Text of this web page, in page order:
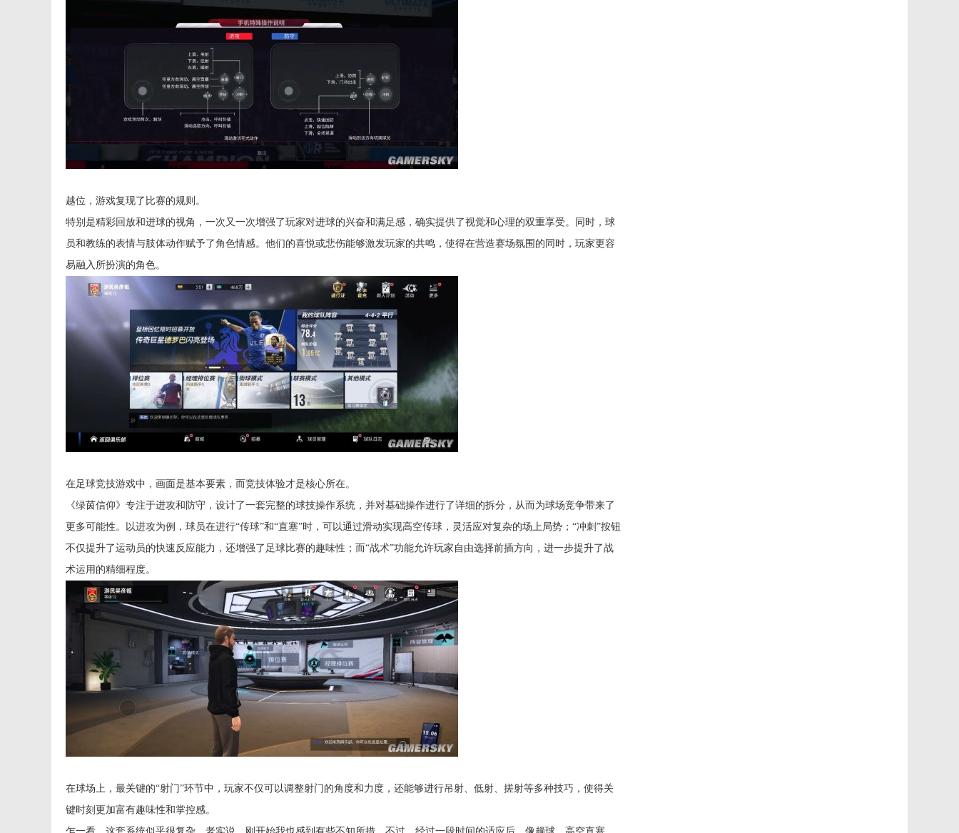
越位，游戏复现了比赛的规则。
特别是精彩回放和进球的视角，一次又一次增强了玩家对进球的兴奋和满足感，确实提供了视觉和心理的双重享受。同时，球
员和教练的表情与肢体动作赋予了角色情感。他们的喜悦或悲伤能够激发玩家的共鸣，使得在营造赛场氛围的同时，玩家更容
易融入所扮演的角色。
在足球竞技游戏中，画面是基本要素，而竞技体验才是核心所在。
《绿茵信仰》专注于进攻和防守，设计了一套完整的球技操作系统，并对基础操作进行了详细的拆分，从而为球场竞争带来了
更多可能性。以进攻为例，球员在进行“传球”和“直塞”时，可以通过滑动实现高空传球，灵活应对复杂的场上局势；“冲刺”按钮
不仅提升了运动员的快速反应能力，还增强了足球比赛的趣味性；而“战术”功能允许玩家自由选择前插方向，进一步提升了战
术运用的精细程度。
在球场上，最关键的“射门”环节中，玩家不仅可以调整射门的角度和力度，还能够进行吊射、低射、搓射等多种技巧，使得关
键时刻更加富有趣味性和掌控感。